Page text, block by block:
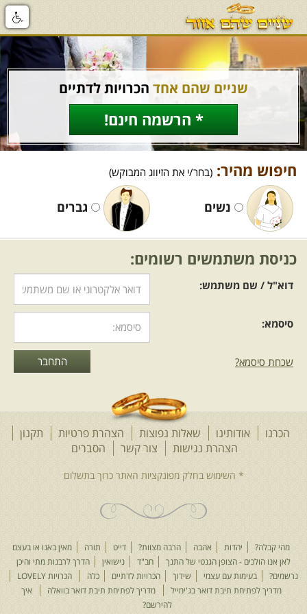
שניים שהם אחד הכרויות לדתיים
* הרשמה חינם!
חיפוש מהיר: (בחר/י את הזיווג המבוקש)
נשים גברים
כניסת משתמשים רשומים:
דוא"ל / שם משתמש:
סיסמא:
שכחת סיסמא?
הכרנו אודותינו שאלות נפוצות הצהרת פרטיות
תקנון
הצהרת נגישות
צור קשר הסברים
מהי קבלה? יהדות אהבה הרבה מצוות? דייט תורה
מאין באנו או בעצם
לאן אנו הולכים - הצופן הגנטי של התנך
חב"ד נישואין
הדרך לרבנות מתי והיכן
נרשמים?
בעימות עם עצמי שידוך הכרויות לדתיים כלה
הכרויות LOVELY
מדריך לפתיחת תיבת דואר בג'ימייל
מדריך לפתיחת תיבת דואר בוואלה
איך
להירשם?